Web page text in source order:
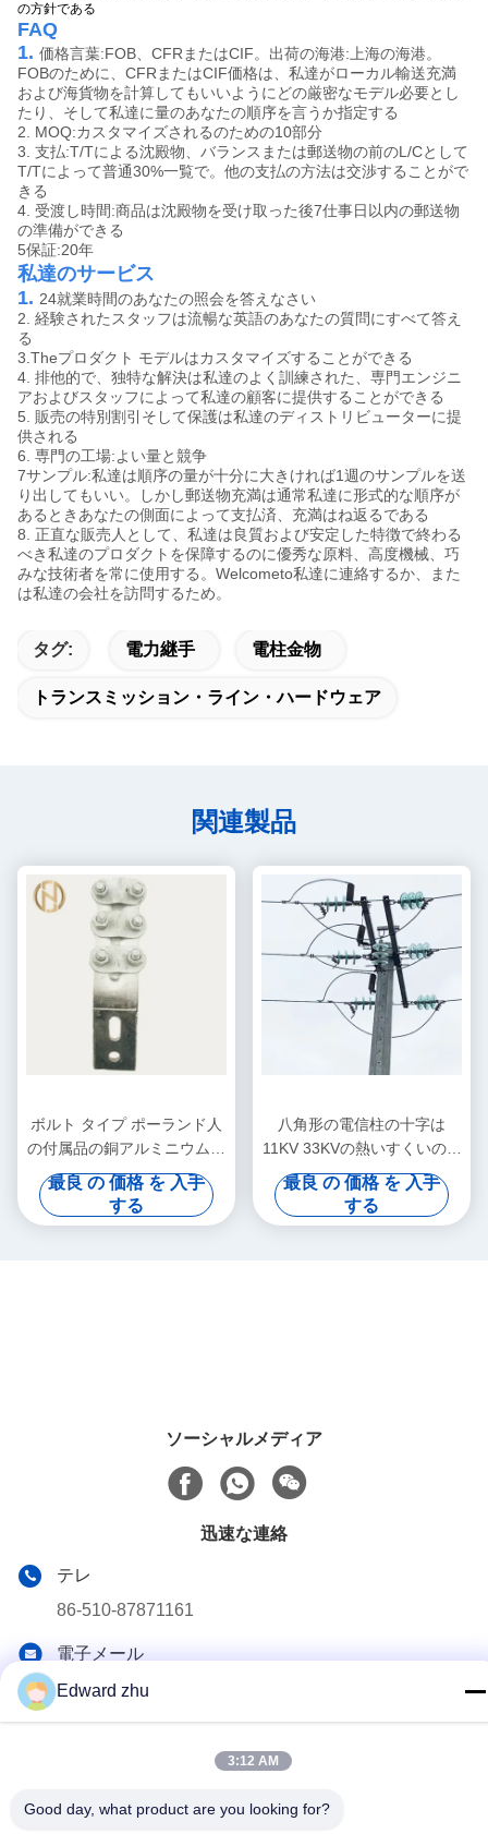
の方針である
FAQ
1. 価格言葉:FOB、CFRまたはCIF。出荷の海港:上海の海港。
FOBのために、CFRまたはCIF価格は、私達がローカル輸送充満
および海貨物を計算してもいいようにどの厳密なモデル必要とし
たり、そして私達に量のあなたの順序を言うか指定する
2. MOQ:カスタマイズされるのための10部分
3. 支払:T/Tによる沈殿物、バランスまたは郵送物の前のL/Cとして
T/Tによって普通30%一覧で。他の支払の方法は交渉することがで
きる
4. 受渡し時間:商品は沈殿物を受け取った後7仕事日以内の郵送物
の準備ができる
5保証:20年
私達のサービス
1. 24就業時間のあなたの照会を答えなさい
2. 経験されたスタッフは流暢な英語のあなたの質問にすべて答え
る
3.Theプロダクト モデルはカスタマイズすることができる
4. 排他的で、独特な解決は私達のよく訓練された、専門エンジニ
アおよびスタッフによって私達の顧客に提供することができる
5. 販売の特別割引そして保護は私達のディストリビューターに提
供される
6. 専門の工場:よい量と競争
7サンプル:私達は順序の量が十分に大きければ1週のサンプルを送
り出してもいい。しかし郵送物充満は通常私達に形式的な順序が
あるときあなたの側面によって支払済、充満はね返るである
8. 正直な販売人として、私達は良質および安定した特徴で終わる
べき私達のプロダクトを保障するのに優秀な原料、高度機械、巧
みな技術者を常に使用する。Welcometo私達に連絡するか、また
は私達の会社を訪問するため。
タグ: 電力継手 電柱金物
トランスミッション・ライン・ハードウェア
関連製品
ボルト タイプ ポーランド人
の付属品の銅アルミニウム転
移ターミナル クランプ
最良 の 価格 を 入手
する
八角形の電信柱の十字は
11KV 33KVの熱いすくいの亜
鉛めっきの表面処理を武装さ
せます
最良 の 価格 を 入手
する
ソーシャルメディア
迅速な連絡
テレ
86-510-87871161
電子メール
li@fu-tao.com
アドレス
中国江苏市イキシン市ヘキアオ工業区 興河路1号
Edward zhu
3:12 AM
Good day, what product are you looking for?